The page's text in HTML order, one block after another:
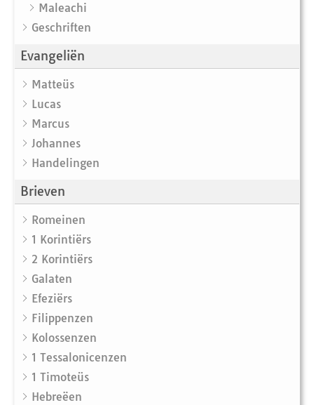
Maleachi
Geschriften
Evangeliën
Matteüs
Lucas
Marcus
Johannes
Handelingen
Brieven
Romeinen
1 Korintiërs
2 Korintiërs
Galaten
Efeziërs
Filippenzen
Kolossenzen
1 Tessalonicenzen
1 Timoteüs
Hebreëen